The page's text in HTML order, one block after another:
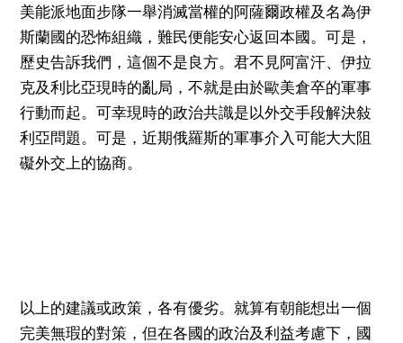
美能派地面步隊一舉消滅當權的阿薩爾政權及名為伊
斯蘭國的恐怖組織，難民便能安心返回本國。可是，
歷史告訴我們，這個不是良方。君不見阿富汗、伊拉
克及利比亞現時的亂局，不就是由於歐美倉卒的軍事
行動而起。可幸現時的政治共識是以外交手段解決敍
利亞問題。可是，近期俄羅斯的軍事介入可能大大阻
礙外交上的協商。
以上的建議或政策，各有優劣。就算有朝能想出一個
完美無瑕的對策，但在各國的政治及利益考慮下，國